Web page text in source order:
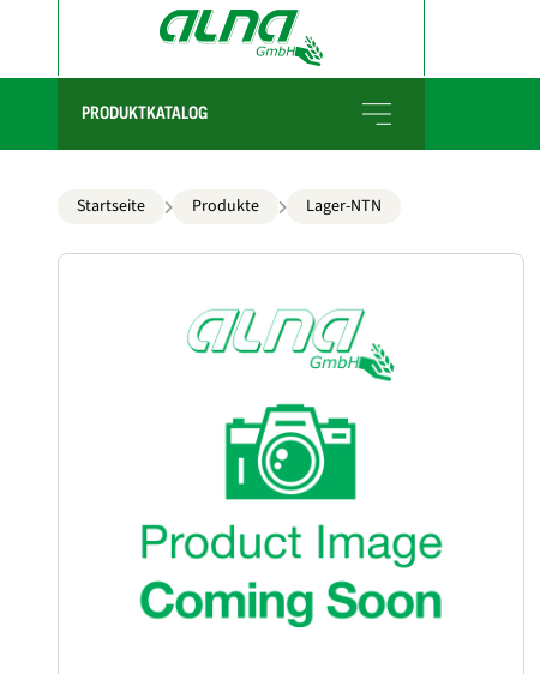
PRODUKTKATALOG
Startseite Produkte Lager-NTN